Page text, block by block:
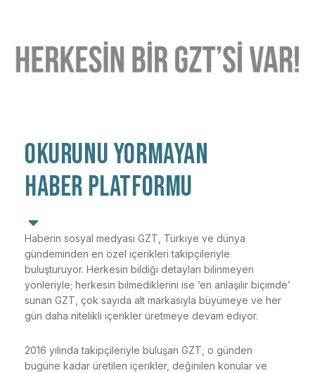
OKURUNU YORMAYAN
HABER PLATFORMU
Haberin sosyal medyası GZT, Türkiye ve dünya
gündeminden en özel içerikleri takipçileriyle
buluşturuyor. Herkesin bildiği detayları bilinmeyen
yönleriyle; herkesin bilmediklerini ise ‘en anlaşılır biçimde’
sunan GZT, çok sayıda alt markasıyla büyümeye ve her
gün daha nitelikli içerikler üretmeye devam ediyor.
2016 yılında takipçileriyle buluşan GZT, o günden
bugüne kadar üretilen içerikler, değinilen konular ve